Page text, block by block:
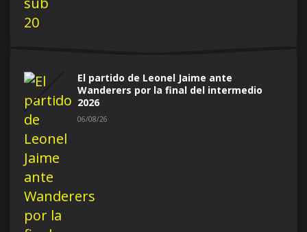
El partido de Leonel Jaime ante
Wanderers por la final del intermedio
2026
06/08/26